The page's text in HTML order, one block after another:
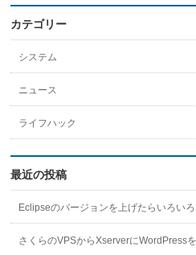
カテゴリー
システム
ニュース
ライフハック
最近の投稿
Eclipseのバージョンを上げたらいろいろ
さくらのVPSからXserverにWordPress